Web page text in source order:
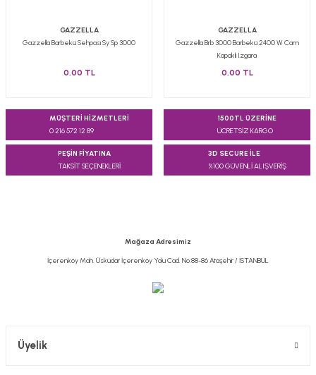
GAZZELLA
Gazzella Barbekü Sehpası Sy Sp 3000
0,00 TL
GAZZELLA
Gazzella Brb 3000 Barbekü 2400 W Cam
Kapaklı Izgara
0,00 TL
MÜŞTERİ HİZMETLERİ
0 216 572 12 89
1500TL ÜZERİNE
ÜCRETSİZ KARGO
PEŞİN FİYATINA
TAKSİT SEÇENEKLERİ
3D SECURE İLE
%100 GÜVENLİ ALIŞVERİŞ
Mağaza Adresimiz
İçerenköy Mah. Üsküdar İçerenköy Yolu Cad. No:88-86 Ataşehir / İSTANBUL
Üyelik